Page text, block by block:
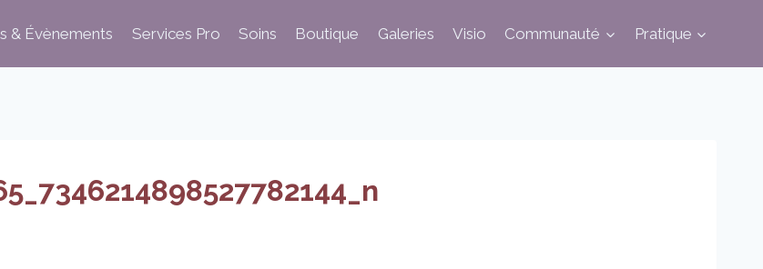
& Évènements Services Pro Soins Boutique Galeries Visio Communauté Pratique